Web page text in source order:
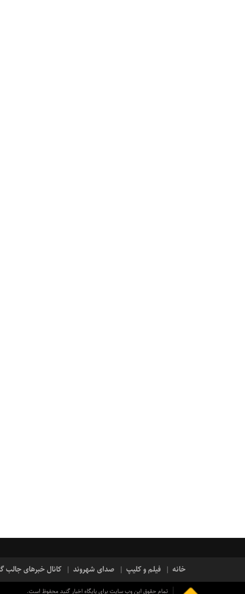
خانه فیلم و کلیپ صدای شهروند کانال خبرهای جالب
تمام حقوق این وب سایت برای پایگاه اخبار گنبد محفوظ است.